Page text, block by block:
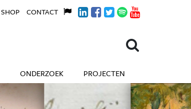
ONDERZOEK PROJECTEN
SHOP CONTACT